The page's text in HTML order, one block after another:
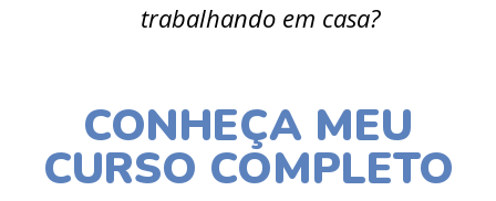
trabalhando em casa?
CONHEÇA MEU
CURSO COMPLETO